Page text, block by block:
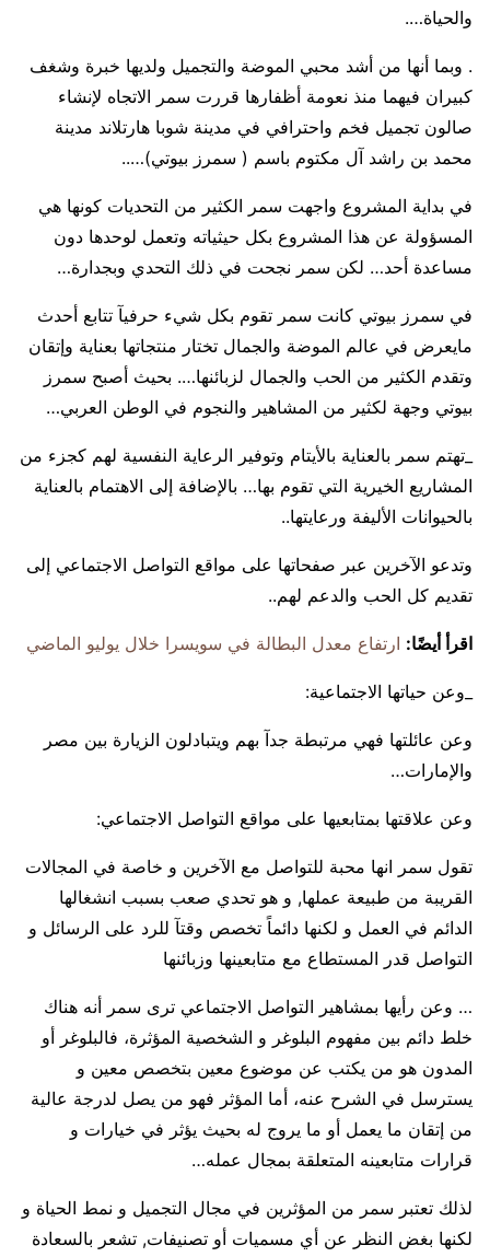
والحياة….
. وبما أنها من أشد محبي الموضة والتجميل ولديها خبرة وشغف
كبيران فيهما منذ نعومة أظفارها قررت سمر الاتجاه لإنشاء
صالون تجميل فخم واحترافي في مدينة شوبا هارتلاند مدينة
محمد بن راشد آل مكتوم باسم ( سمرز بيوتي)…..
في بداية المشروع واجهت سمر الكثير من التحديات كونها هي
المسؤولة عن هذا المشروع بكل حيثياته وتعمل لوحدها دون
مساعدة أحد… لكن سمر نجحت في ذلك التحدي وبجدارة…
في سمرز بيوتي كانت سمر تقوم بكل شيء حرفيآ تتابع أحدث
مايعرض في عالم الموضة والجمال تختار منتجاتها بعناية وإتقان
وتقدم الكثير من الحب والجمال لزبائنها…. بحيث أصبح سمرز
بيوتي وجهة لكثير من المشاهير والنجوم في الوطن العربي…
_تهتم سمر بالعناية بالأيتام وتوفير الرعاية النفسية لهم كجزء من
المشاريع الخيرية التي تقوم بها… بالإضافة إلى الاهتمام بالعناية
بالحيوانات الأليفة ورعايتها..
وتدعو الآخرين عبر صفحاتها على مواقع التواصل الاجتماعي إلى
تقديم كل الحب والدعم لهم..
اقرأ أيضًا: ارتفاع معدل البطالة في سويسرا خلال يوليو الماضي
_وعن حياتها الاجتماعية:
وعن عائلتها فهي مرتبطة جدآ بهم ويتبادلون الزيارة بين مصر
والإمارات…
وعن علاقتها بمتابعيها على مواقع التواصل الاجتماعي:
تقول سمر انها محبة للتواصل مع الآخرين و خاصة في المجالات
القريبة من طبيعة عملها, و هو تحدي صعب بسبب انشغالها
الدائم في العمل و لكنها دائماً تخصص وقتآ للرد على الرسائل و
التواصل قدر المستطاع مع متابعينها وزبائنها
… وعن رأيها بمشاهير التواصل الاجتماعي ترى سمر أنه هناك
خلط دائم بين مفهوم البلوغر و الشخصية المؤثرة، فالبلوغر أو
المدون هو من يكتب عن موضوع معين بتخصص معين و
يسترسل في الشرح عنه، أما المؤثر فهو من يصل لدرجة عالية
من إتقان ما يعمل أو ما يروج له بحيث يؤثر في خيارات و
قرارات متابعينه المتعلقة بمجال عمله…
لذلك تعتبر سمر من المؤثرين في مجال التجميل و نمط الحياة و
لكنها بغض النظر عن أي مسميات أو تصنيفات, تشعر بالسعادة